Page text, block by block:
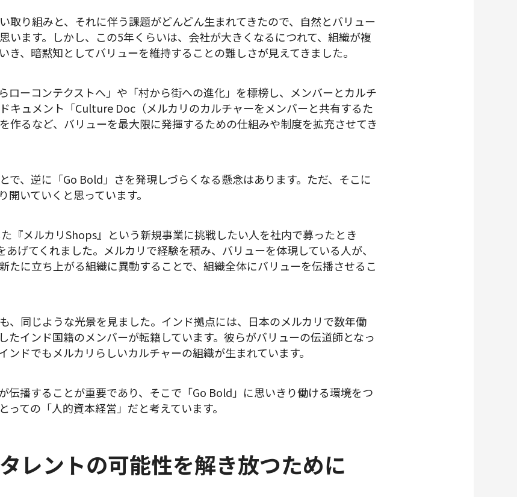
取り組みと、それに伴う課題がどんどん生まれてきたので、自然とバリュー
います。しかし、この5年くらいは、会社が大きくなるにつれて、組織が複
き、暗黙知としてバリューを維持することの難しさが見えてきました。
ローコンテクストへ」や「村から街への進化」を標榜し、メンバーとカルチ
キュメント「Culture Doc（メルカリのカルチャーをメンバーと共有するた
作るなど、バリューを最大限に発揮するための仕組みや制度を拡充させてき
で、逆に「Go Bold」さを発現しづらくなる懸念はあります。ただ、そこに
いていくと思っています。
『メルカリShops』という新規事業に挑戦したい人を社内で募ったとき
げてくれました。メルカリで経験を積み、バリューを体現している人が、
たに立ち上がる組織に異動することで、組織全体にバリューを伝播させるこ
、同じような光景を見ました。インド拠点には、日本のメルカリで数年働
たインド国籍のメンバーが転籍しています。彼らがバリューの伝道師となっ
ンドでもメルカリらしいカルチャーの組織が生まれています。
伝播することが重要であり、そこで「Go Bold」に思いきり働ける環境をつ
っての「人的資本経営」だと考えています。
レントの可能性を解き放つために